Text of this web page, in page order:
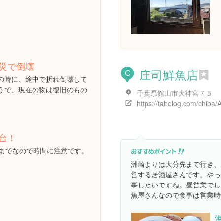
で倒壊
時に、途中で折れ倒壊して
で、現在の物は復旧のもの
！
でなので時間に注意です。
C 庄司鮮魚店
千葉県館山市大神宮７５
洲崎よりは大分先まで行き
営する居酒屋さんです。や
事したいですね。昼営業で
魚屋さんなので食事は営業